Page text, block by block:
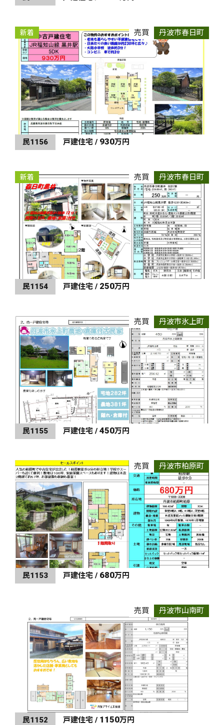
新着 売買 丹波市春日町
民1156 戸建住宅 / 930万円
新着 売買 丹波市春日町
民1154 戸建住宅 / 250万円
売買 丹波市氷上町
民1155 戸建住宅 / 450万円
売買 丹波市柏原町
民1153 戸建住宅 / 680万円
売買 丹波市山南町
民1152 戸建住宅 / 1150万円